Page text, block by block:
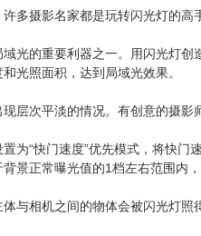
多摄影名家都是玩转闪光灯的高
光的重要利器之一。用闪光灯
光照面积，达到局域光效果。
层次平淡的情况。有创意的摄
为“快门速度”优先模式，将快
景正常曝光值的1档左右范围内
与相机之间的物体会被闪光灯照